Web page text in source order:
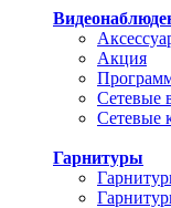
Акция
Сетевые
Сетевые
Гарнитуры